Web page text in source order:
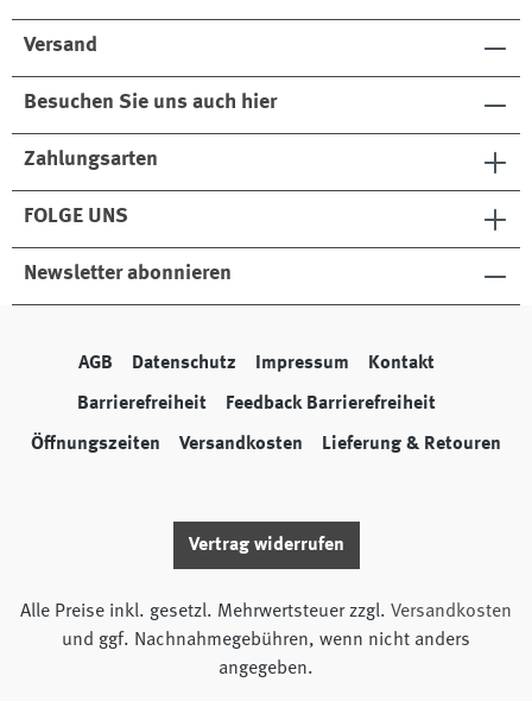
Versand
Besuchen Sie uns auch hier
Zahlungsarten
FOLGE UNS
Newsletter abonnieren
AGB Datenschutz Impressum Kontakt
Barrierefreiheit Feedback Barrierefreiheit
Öffnungszeiten Versandkosten Lieferung & Retouren
Vertrag widerrufen
Alle Preise inkl. gesetzl. Mehrwertsteuer zzgl. Versandkosten
und ggf. Nachnahmegebühren, wenn nicht anders
angegeben.